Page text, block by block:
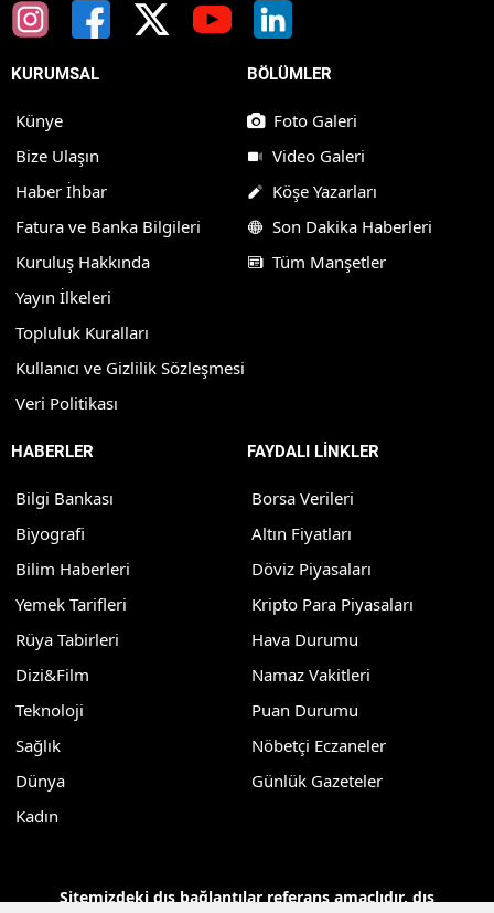
KURUMSAL
Künye
Bize Ulaşın
Haber İhbar
Fatura ve Banka Bilgileri
Kuruluş Hakkında
Yayın İlkeleri
Topluluk Kuralları
Kullanıcı ve Gizlilik Sözleşmesi
Veri Politikası
BÖLÜMLER
Foto Galeri
Video Galeri
Köşe Yazarları
Son Dakika Haberleri
Tüm Manşetler
HABERLER
Bilgi Bankası
Biyografi
Bilim Haberleri
Yemek Tarifleri
Rüya Tabirleri
Dizi&Film
Teknoloji
Sağlık
Dünya
Kadın
FAYDALI LİNKLER
Borsa Verileri
Altın Fiyatları
Döviz Piyasaları
Kripto Para Piyasaları
Hava Durumu
Namaz Vakitleri
Puan Durumu
Nöbetçi Eczaneler
Günlük Gazeteler
Sitemizdeki dış bağlantılar referans amaçlıdır, dış